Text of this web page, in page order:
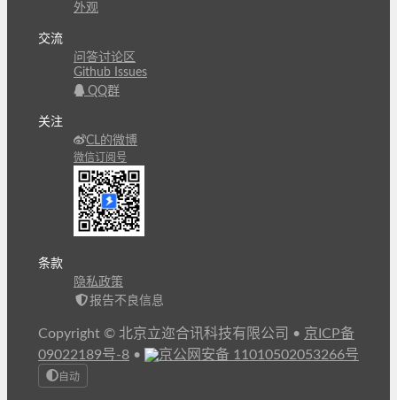
外观
交流
问答讨论区
Github Issues
QQ群
关注
CL的微博
微信订阅号
条款
隐私政策
报告不良信息
Copyright © 北京立迩合讯科技有限公司 • 京ICP备
09022189号-8 • 京公网安备 11010502053266号
自动